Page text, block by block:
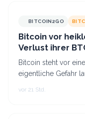
BITCOIN2GO
Bitcoin vor
Verlust ihrer
Bitcoin steht vor
eigentliche Gefahr
vor 21 Std.